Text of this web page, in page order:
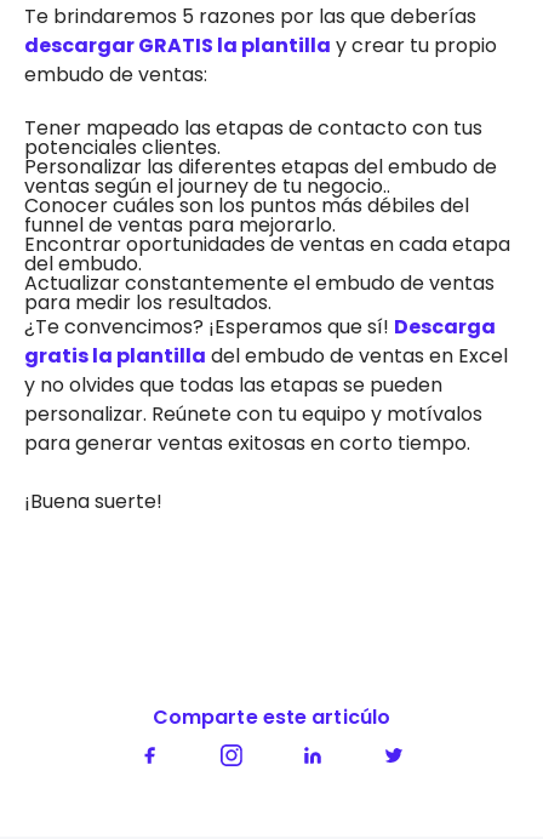
Te brindaremos 5 razones por las que deberías
descargar GRATIS la plantilla y crear tu propio
embudo de ventas:
Tener mapeado las etapas de contacto con tus
potenciales clientes.
Personalizar las diferentes etapas del embudo de
ventas según el journey de tu negocio..
Conocer cuáles son los puntos más débiles del
funnel de ventas para mejorarlo.
Encontrar oportunidades de ventas en cada etapa
del embudo.
Actualizar constantemente el embudo de ventas
para medir los resultados.
¿Te convencimos? ¡Esperamos que sí! Descarga
gratis la plantilla del embudo de ventas en Excel
y no olvides que todas las etapas se pueden
personalizar. Reúnete con tu equipo y motívalos
para generar ventas exitosas en corto tiempo.
¡Buena suerte!
Comparte este articúlo